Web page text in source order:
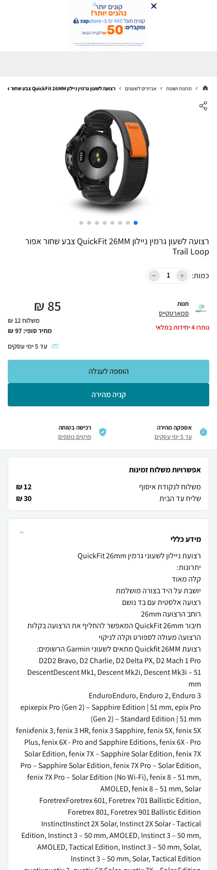
מתנות ושונות אביזרים לשעונים רצועה לשעון גרמין ניילון QuickFit 26MM צבע שחור אפור Trail Loop
רצועה לשעון גרמין ניילון QuickFit 26MM צבע שחור אפור
Trail Loop
כמות:
חנות
סמארטקייס
נותרו4יחידות במלאי
85
₪
משלוח 12 ₪
מחיר סופי: 97
₪
עד5ימי עסקים
קניה מהירה
הוספה לעגלה
אספקה מהירה
עד 5 ימי עסקים
רכישה בטוחה
פרטים נוספים
אפשרויות משלוח זמינות
משלוח לנקודת איסוף
12 ₪
שליח עד הבית
30 ₪
מידע כללי
DescentDescent Mk1, Descent Mk2i, Descent Mk3i – 51
epixepix Pro (Gen 2) – Sapphire Edition | 51 mm, epix Pro
fenixfenix 3, fenix 3 HR, fenix 3 Sapphire, fenix 5X, fenix 5X
Plus, fenix 6X - Pro and Sapphire Editions, fenix 6X - Pro
Solar Edition, fenix 7X – Sapphire Solar Edition, fenix 7X
Pro – Sapphire Solar Edition, fenix 7X Pro – Solar Edition,
fenix 7X Pro – Solar Edition (No Wi-Fi), fenix 8 – 51 mm,
ForetrexForetrex 601, Foretrex 701 Ballistic Edition,
InstinctInstinct 2X Solar, Instinct 2X Solar - Tactical
Edition, Instinct 3 – 50 mm, AMOLED, Instinct 3 – 50 mm,
AMOLED, Tactical Edition, Instinct 3 – 50 mm, Solar,